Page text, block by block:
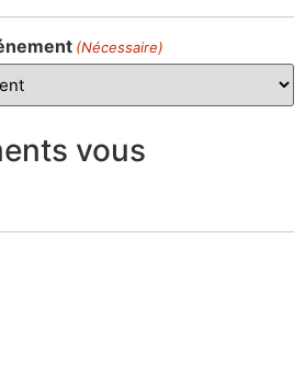
(Nécessaire)
vous